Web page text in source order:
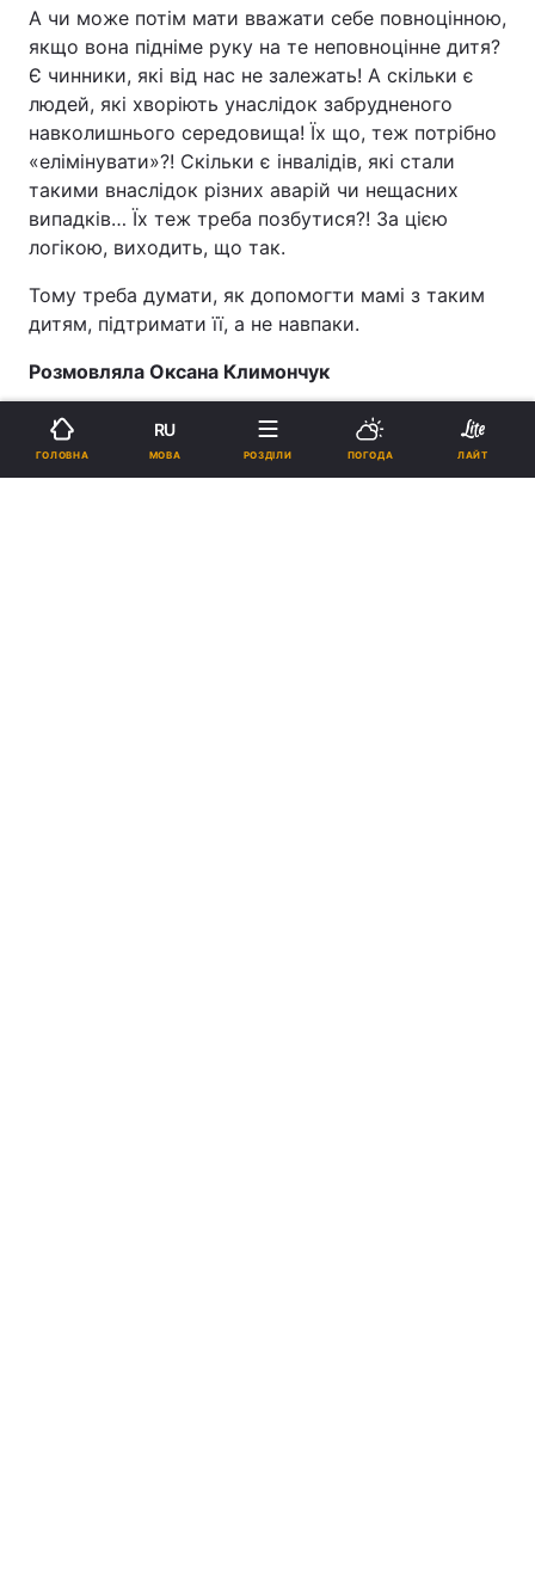
А чи може потім мати вважати себе повноцінною,
якщо вона підніме руку на те неповноцінне дитя?
Є чинники, які від нас не залежать! А скільки є
людей, які хворіють унаслідок забрудненого
навколишнього середовища! Їх що, теж потрібно
«елімінувати»?! Скільки є інвалідів, які стали
такими внаслідок різних аварій чи нещасних
випадків… Їх теж треба позбутися?! За цією
логікою, виходить, що так.
Тому треба думати, як допомогти мамі з таким
дитям, підтримати її, а не навпаки.
Розмовляла Оксана Климончук
УНІАН в Google News
ГОЛОВНА
RU
МОВА РОЗДІЛИ ПОГОДА ЛАЙТ